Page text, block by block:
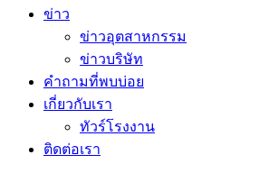
ข่าว
ข่าวอุตสาหกรรม
ข่าวบริษัท
คำถามที่พบบ่อย
เกี่ยวกับเรา
ทัวร์โรงงาน
ติดต่อเรา